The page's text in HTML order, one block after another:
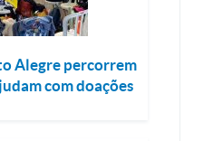
Alegre percorrem
com doações